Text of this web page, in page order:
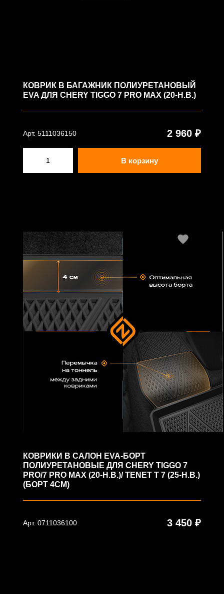
КОВРИК В БАГАЖНИК ПОЛИУРЕТАНОВЫЙ
EVA ДЛЯ CHERY TIGGO 7 PRO MAX (20-Н.В.)
Арт. 5111036150 2 960 ₽
В корзину
КОВРИКИ В САЛОН EVA-БОРТ
ПОЛИУРЕТАНОВЫЕ ДЛЯ CHERY TIGGO 7
PRO/7 PRO MAX (20-Н.В.)/ TENET T 7 (25-Н.В.)
(БОРТ 4СМ)
Арт. 0711036100 3 450 ₽